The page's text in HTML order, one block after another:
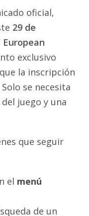
oficial,
29 de
European
exclusivo
la inscripción
Solo se necesita
juego y una
que seguir
el menú
de un